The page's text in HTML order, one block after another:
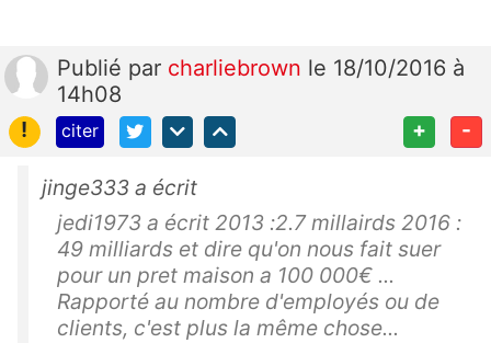
Publié par charliebrown le 18/10/2016 à
14h08
!
citer + -
jinge333 a écrit
jedi1973 a écrit 2013 :2.7 millairds 2016 :
49 milliards et dire qu'on nous fait suer
pour un pret maison a 100 000€ ...
Rapporté au nombre d'employés ou de
clients, c'est plus la même chose...